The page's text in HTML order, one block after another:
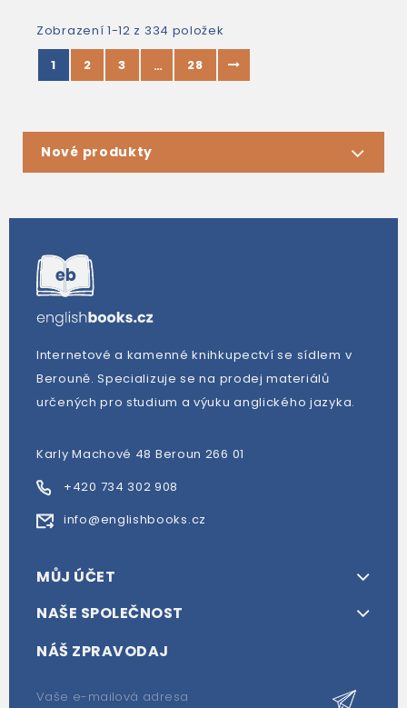
Zobrazení 1-12 z 334 položek
1
2 3 … 28
Nové produkty
Internetové a kamenné knihkupectví se sídlem v
Berouně. Specializuje se na prodej materiálů
určených pro studium a výuku anglického jazyka.
Karly Machové 48 Beroun 266 01
+420 734 302 908
info@englishbooks.cz
MŮJ ÚČET
NAŠE SPOLEČNOST
NÁŠ ZPRAVODAJ